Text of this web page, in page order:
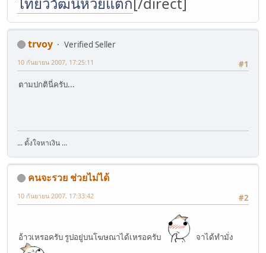
trvoy
Verified Seller
#1
10 กันยายน 2007, 17:25:11
ตามปกตินี่ครับ...
... ตั้งใจหาเงิน ...
คนจะรวย ช่วยไม่ได้
#2
10 กันยายน 2007, 17:33:42
อ้าวเหรอครับ รูปอยู่บนโฆษณาได้เหรอครับ จาได้ทำมั่ง